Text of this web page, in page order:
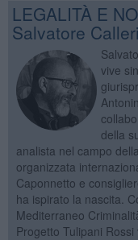
LEGALITÀ E
Salvatore Calleri
vive
della
analista nel campo
organizzata
Caponnetto e
ha ispirato la nascita.
Mediterraneo
Progetto Tulipani